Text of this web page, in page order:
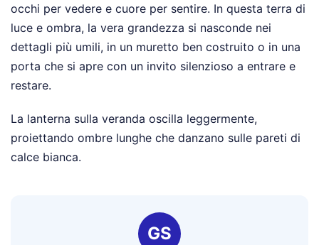
occhi per vedere e cuore per sentire. In questa terra di
luce e ombra, la vera grandezza si nasconde nei
dettagli più umili, in un muretto ben costruito o in una
porta che si apre con un invito silenzioso a entrare e
restare.
La lanterna sulla veranda oscilla leggermente,
proiettando ombre lunghe che danzano sulle pareti di
calce bianca.
GS